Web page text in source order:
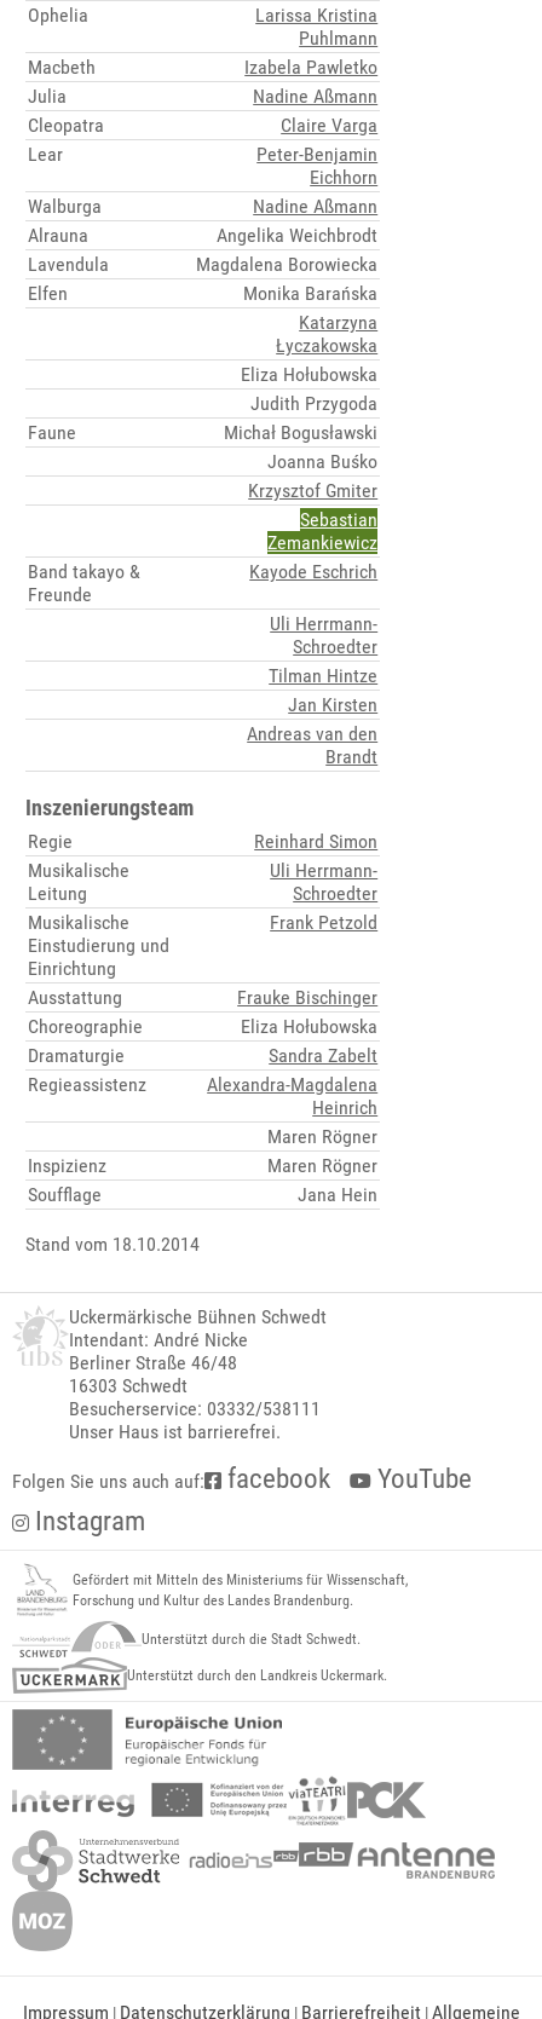
Ophelia
Larissa Kristina
Puhlmann
Macbeth
Izabela Pawletko
Julia
Nadine Aßmann
Cleopatra
Claire Varga
Lear
Peter-Benjamin
Eichhorn
Walburga
Nadine Aßmann
Alrauna
Angelika Weichbrodt
Lavendula
Magdalena Borowiecka
Elfen
Monika Barańska
Katarzyna
Łyczakowska
Eliza Hołubowska
Judith Przygoda
Faune
Michał Bogusławski
Joanna Buśko
Krzysztof Gmiter
Sebastian
Zemankiewicz
Band takayo &
Freunde
Kayode Eschrich
Uli Herrmann-
Schroedter
Tilman Hintze
Jan Kirsten
Andreas van den
Brandt
Inszenierungsteam
Regie
Reinhard Simon
Musikalische
Leitung
Uli Herrmann-
Schroedter
Musikalische
Einstudierung und
Einrichtung
Frank Petzold
Ausstattung
Frauke Bischinger
Choreographie
Eliza Hołubowska
Dramaturgie
Sandra Zabelt
Regieassistenz
Alexandra-Magdalena
Heinrich
Maren Rögner
Inspizienz
Maren Rögner
Soufflage
Jana Hein
Stand vom 18.10.2014
Uckermärkische Bühnen Schwedt
Intendant: André Nicke
Berliner Straße 46/48
16303 Schwedt
Besucherservice: 03332/538111
Unser Haus ist barrierefrei.
Folgen Sie uns auch auf: facebook
YouTube
Instagram
Gefördert mit Mitteln des Ministeriums für Wissenschaft,
Forschung und Kultur des Landes Brandenburg.
Unterstützt durch die Stadt Schwedt.
Unterstützt durch den Landkreis Uckermark.
Impressum | Datenschutzerklärung | Barrierefreiheit|Allgemeine